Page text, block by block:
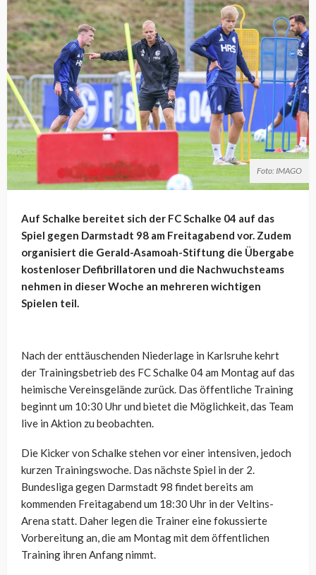
Foto: IMAGO
Auf Schalke bereitet sich der FC Schalke 04 auf das
Spiel gegen Darmstadt 98 am Freitagabend vor. Zudem
organisiert die Gerald-Asamoah-Stiftung die Übergabe
kostenloser Defibrillatoren und die Nachwuchsteams
nehmen in dieser Woche an mehreren wichtigen
Spielen teil.
Nach der enttäuschenden Niederlage in Karlsruhe kehrt
der Trainingsbetrieb des FC Schalke 04 am Montag auf das
heimische Vereinsgelände zurück. Das öffentliche Training
beginnt um 10:30 Uhr und bietet die Möglichkeit, das Team
live in Aktion zu beobachten.
Die Kicker von Schalke stehen vor einer intensiven, jedoch
kurzen Trainingswoche. Das nächste Spiel in der 2.
Bundesliga gegen Darmstadt 98 findet bereits am
kommenden Freitagabend um 18:30 Uhr in der Veltins-
Arena statt. Daher legen die Trainer eine fokussierte
Vorbereitung an, die am Montag mit dem öffentlichen
Training ihren Anfang nimmt.